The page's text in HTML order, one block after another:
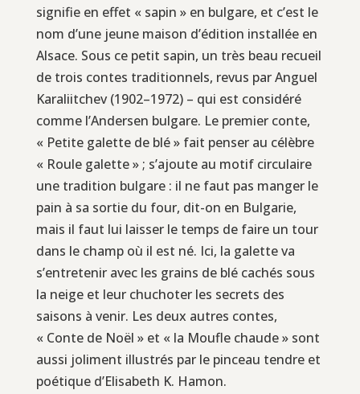
signifie en effet « sapin » en bulgare, et c’est le
nom d’une jeune maison d’édition installée en
Alsace. Sous ce petit sapin, un très beau recueil
de trois contes traditionnels, revus par Anguel
Karaliitchev (1902–1972) – qui est considéré
comme l’Andersen bulgare. Le premier conte,
« Petite galette de blé » fait penser au célèbre
« Roule galette » ; s’ajoute au motif circulaire
une tradition bulgare : il ne faut pas manger le
pain à sa sortie du four, dit-on en Bulgarie,
mais il faut lui laisser le temps de faire un tour
dans le champ où il est né. Ici, la galette va
s’entretenir avec les grains de blé cachés sous
la neige et leur chuchoter les secrets des
saisons à venir. Les deux autres contes,
« Conte de Noël » et « la Moufle chaude » sont
aussi joliment illustrés par le pinceau tendre et
poétique d’Elisabeth K. Hamon.